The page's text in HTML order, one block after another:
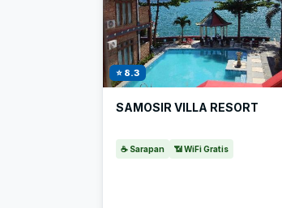
⭐ 8.3
SAMOSIR VILLA RESORT
☕ Sarapan 📶 WiFi Gratis